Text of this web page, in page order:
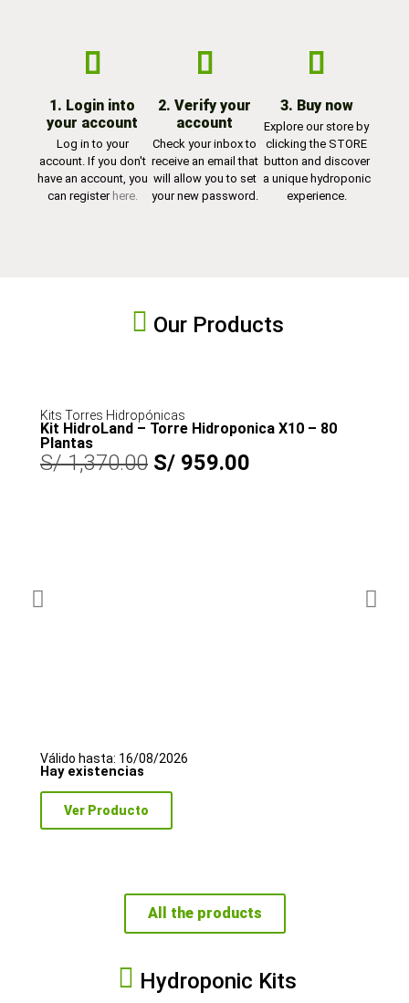
1. Login into
your account
Log in to your
account. If you don't
have an account, you
can register here.
2. Verify your
account
Check your inbox to
receive an email that
will allow you to set
your new password.
3. Buy now
Explore our store by
clicking the STORE
button and discover
a unique hydroponic
experience.
Our Products
Kits Torres Hidropónicas
Kit HidroLand – Torre Hidroponica X10 – 80
Plantas
S/1,370.00 S/ 959.00
Válido hasta: 16/08/2026
Hay existencias
Ver Producto
All the products
Hydroponic Kits